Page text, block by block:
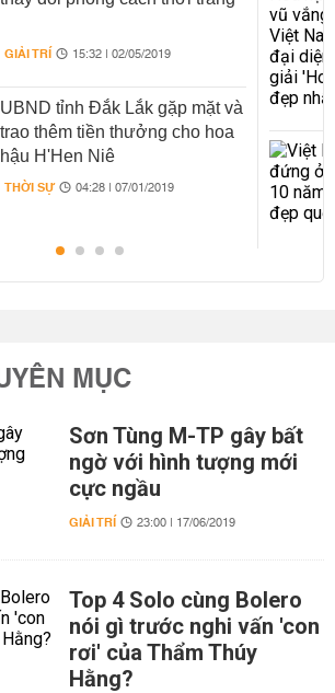
GIẢI TRÍ 15:32 | 02/05/2019
UBND tỉnh Đắk Lắk gặp mặt và
trao thêm tiền thưởng cho hoa
hậu H'Hen Niê
THỜI SỰ 04:28 | 07/01/2019
MỤC
Sơn Tùng M-TP gây bất
ngờ với hình tượng mới
cực ngầu
GIẢI TRÍ 23:00 | 17/06/2019
Top 4 Solo cùng Bolero
nói gì trước nghi vấn 'con
rơi' của Thẩm Thúy
Hằng?